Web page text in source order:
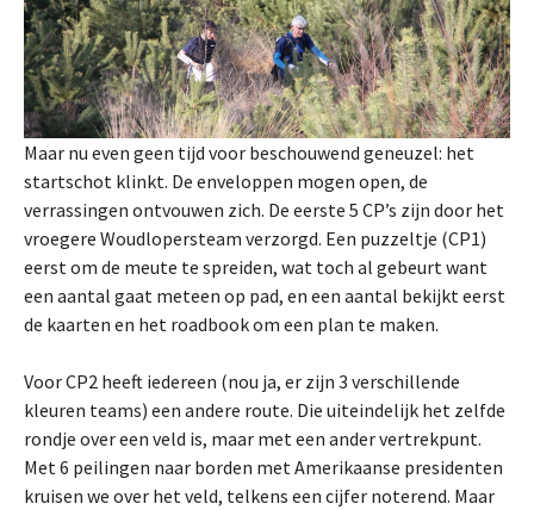
Maar nu even geen tijd voor beschouwend geneuzel: het
startschot klinkt. De enveloppen mogen open, de
verrassingen ontvouwen zich. De eerste 5 CP’s zijn door het
vroegere Woudlopersteam verzorgd. Een puzzeltje (CP1)
eerst om de meute te spreiden, wat toch al gebeurt want
een aantal gaat meteen op pad, en een aantal bekijkt eerst
de kaarten en het roadbook om een plan te maken.
Voor CP2 heeft iedereen (nou ja, er zijn 3 verschillende
kleuren teams) een andere route. Die uiteindelijk het zelfde
rondje over een veld is, maar met een ander vertrekpunt.
Met 6 peilingen naar borden met Amerikaanse presidenten
kruisen we over het veld, telkens een cijfer noterend. Maar